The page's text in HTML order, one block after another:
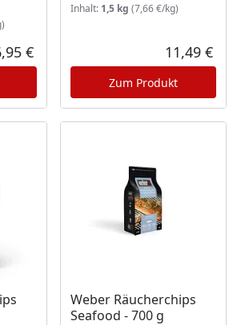
Aktueller Preis
€
Inhalt: 1,5 kg (7,66 €/kg)
11,49 €
Zum Produkt
Weber Räucherchips
Seafood - 700 g